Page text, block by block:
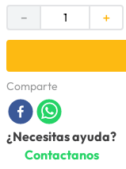
＋
－
Comparte
¿Necesitas ayuda?
Contactanos